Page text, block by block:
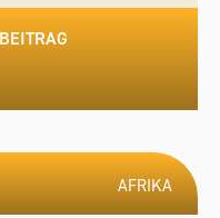
RIVA SAN
AFRIKA